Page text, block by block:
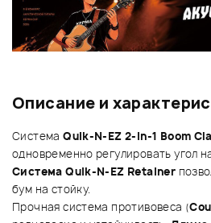
Описание и
СистемаQuik-N-EZ 2-in-1 Boom
одновременно регулировать угол
Система Quik-N-EZ Retainer
бум на стойку.
Прочная система противовеса (